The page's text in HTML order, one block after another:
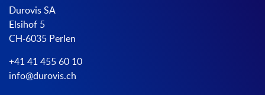
Durovis SA
Elsihof 5
CH-6035 Perlen
+41 41 455 60 10
info@durovis.ch